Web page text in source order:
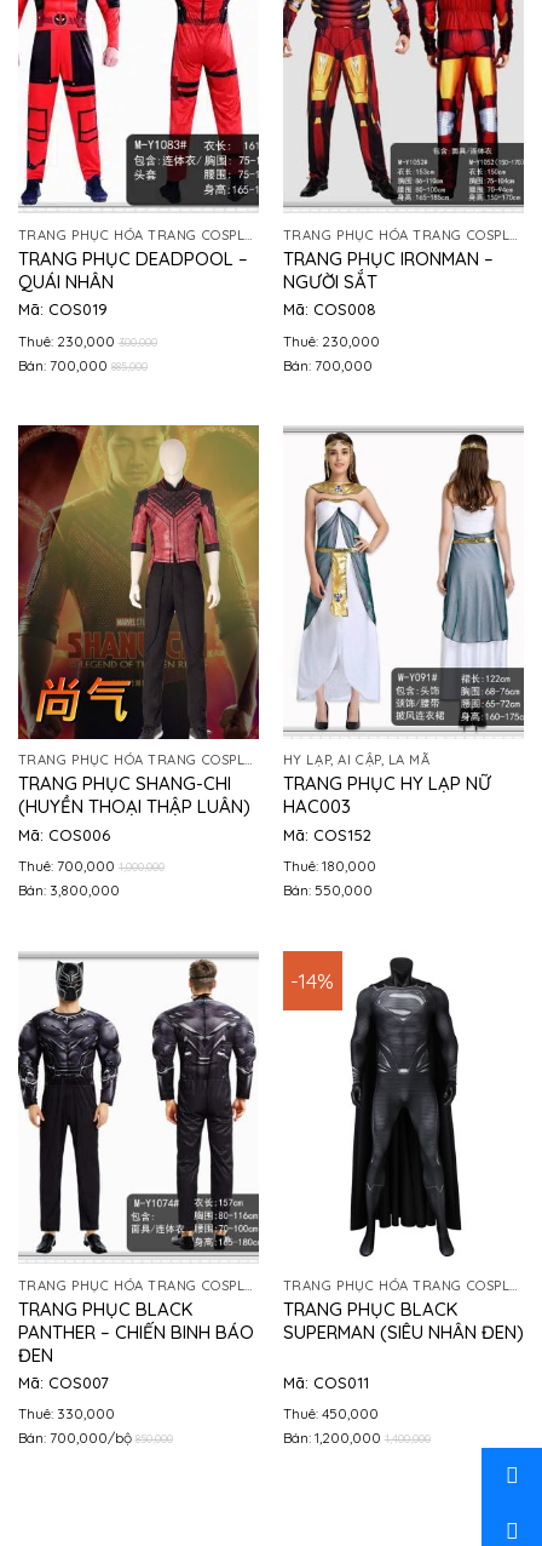
TRANG PHỤC HÓA TRANG COSPLAY
TRANG PHỤC DEADPOOL –
QUÁI NHÂN
Mã: COS019
Thuê: 230,000 300,000
Bán: 700,000 885,000
TRANG PHỤC HÓA TRANG COSPLAY
TRANG PHỤC IRONMAN –
NGƯỜI SẮT
Mã: COS008
Thuê: 230,000
Bán: 700,000
TRANG PHỤC HÓA TRANG COSPLAY
TRANG PHỤC SHANG-CHI
(HUYỀN THOẠI THẬP LUÂN)
Mã: COS006
Thuê: 700,000 1,000,000
Bán: 3,800,000
HY LẠP, AI CẬP, LA MÃ
TRANG PHỤC HY LẠP NỮ
HAC003
Mã: COS152
Thuê: 180,000
Bán: 550,000
TRANG PHỤC BLACK
PANTHER – CHIẾN BINH BÁO
ĐEN
Mã: COS007
Thuê: 330,000
Bán: 700,000/bộ 850,000
-14%
TRANG PHỤC BLACK
SUPERMAN (SIÊU NHÂN ĐEN)
Mã: COS011
Thuê: 450,000
Bán: 1,200,000 1,400,000